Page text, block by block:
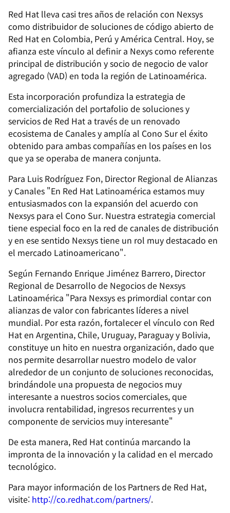
Red Hat lleva casi tres años de relación con Nexsys
como distribuidor de soluciones de código abierto de
Red Hat en Colombia, Perú y América Central. Hoy, se
afianza este vínculo al definir a Nexys como referente
principal de distribución y socio de negocio de valor
agregado (VAD) en toda la región de Latinoamérica.
Esta incorporación profundiza la estrategia de
comercialización del portafolio de soluciones y
servicios de Red Hat a través de un renovado
ecosistema de Canales y amplía al Cono Sur el éxito
obtenido para ambas compañías en los países en los
que ya se operaba de manera conjunta.
Para Luis Rodríguez Fon, Director Regional de Alianzas
y Canales "En Red Hat Latinoamérica estamos muy
entusiasmados con la expansión del acuerdo con
Nexsys para el Cono Sur. Nuestra estrategia comercial
tiene especial foco en la red de canales de distribución
y en ese sentido Nexsys tiene un rol muy destacado en
el mercado Latinoamericano".
Según Fernando Enrique Jiménez Barrero, Director
Regional de Desarrollo de Negocios de Nexsys
Latinoamérica "Para Nexsys es primordial contar con
alianzas de valor con fabricantes líderes a nivel
mundial. Por esta razón, fortalecer el vínculo con Red
Hat en Argentina, Chile, Uruguay, Paraguay y Bolivia,
constituye un hito en nuestra organización, dado que
nos permite desarrollar nuestro modelo de valor
alrededor de un conjunto de soluciones reconocidas,
brindándole una propuesta de negocios muy
interesante a nuestros socios comerciales, que
involucra rentabilidad, ingresos recurrentes y un
componente de servicios muy interesante"
De esta manera, Red Hat continúa marcando la
impronta de la innovación y la calidad en el mercado
tecnológico.
Para mayor información de los Partners de Red Hat,
visite: http://co.redhat.com/partners/.